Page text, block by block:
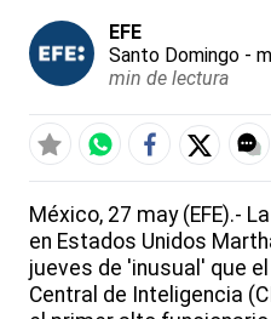
EFE
Santo Domingo -
min de lectura
México, 27 may (EFE).-
en Estados Unidos
jueves de 'inusual' que
Central de Inteligencia